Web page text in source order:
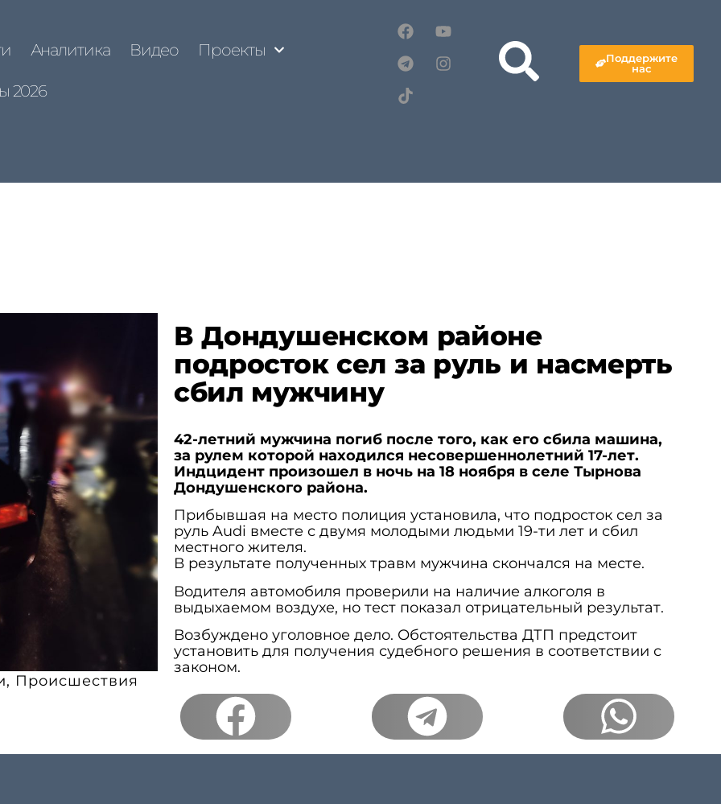
Аналитика Видео Проекты
2026
Поддержите
нас
, Происшествия
В Дондушенском районе
подросток сел за руль и насмерть
сбил мужчину
42-летний мужчина погиб после того, как его сбила машина,
за рулем которой находился несовершеннолетний 17-лет.
Индцидент произошел в ночь на 18 ноября в селе Тырнова
Дондушенского района.
Прибывшая на место полиция установила, что подросток сел за
руль Audi вместе с двумя молодыми людьми 19-ти лет и сбил
местного жителя.
В результате полученных травм мужчина скончался на месте.
Водителя автомобиля проверили на наличие алкоголя в
выдыхаемом воздухе, но тест показал отрицательный результат.
Возбуждено уголовное дело. Обстоятельства ДТП предстоит
установить для получения судебного решения в соответствии с
законом.